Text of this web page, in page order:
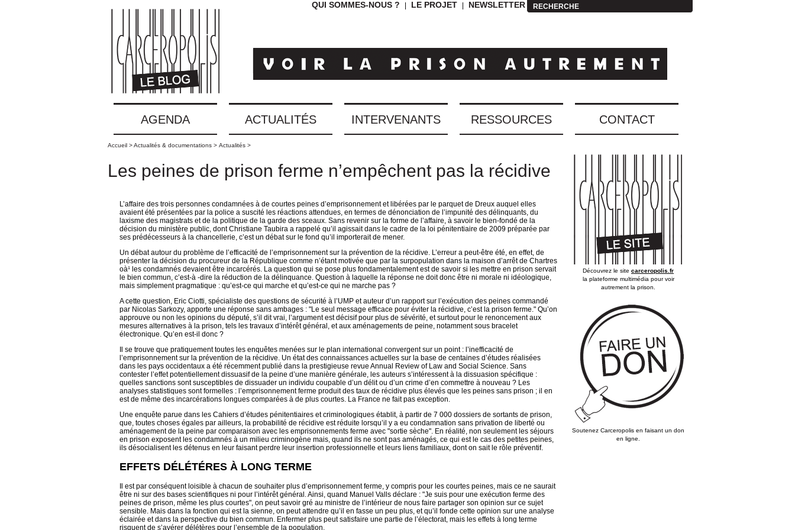
QUI SOMMES-NOUS ? LE PROJET NEWSLETTER RECHERCHE
AGENDA ACTUALITÉS INTERVENANTS RESSOURCES CONTACT
Accueil >Actualités & documentations > Actualités >
Les peines de prison ferme n’empêchent pas la récidive
L’affaire des trois personnes condamnées à de courtes peines d’emprisonnement et libérées par le parquet de Dreux auquel elles
avaient été présentées par la police a suscité les réactions attendues, en termes de dénonciation de l’impunité des délinquants, du
laxisme des magistrats et de la politique de la garde des sceaux. Sans revenir sur la forme de l’affaire, à savoir le bien-fondé de la
décision du ministère public, dont Christiane Taubira a rappelé qu’il agissait dans le cadre de la loi pénitentiaire de 2009 préparée par
ses prédécesseurs à la chancellerie, c’est un débat sur le fond qu’il importerait de mener.
Un débat autour du problème de l’efficacité de l’emprisonnement sur la prévention de la récidive. L’erreur a peut-être été, en effet, de
présenter la décision du procureur de la République comme n’étant motivée que par la surpopulation dans la maison d’arrêt de Chartres
oà¹ les condamnés devaient être incarcérés. La question qui se pose plus fondamentalement est de savoir si les mettre en prison servait
le bien commun, c’est-à -dire la réduction de la délinquance. Question à laquelle la réponse ne doit donc être ni morale ni idéologique,
mais simplement pragmatique : qu’est-ce qui marche et qu’est-ce qui ne marche pas ?
A cette question, Eric Ciotti, spécialiste des questions de sécurité à l’UMP et auteur d’un rapport sur l’exécution des peines commandé
par Nicolas Sarkozy, apporte une réponse sans ambages : "Le seul message efficace pour éviter la récidive, c’est la prison ferme." Qu’on
approuve ou non les opinions du député, s’il dit vrai, l’argument est décisif pour plus de sévérité, et surtout pour le renoncement aux
mesures alternatives à la prison, tels les travaux d’intérêt général, et aux aménagements de peine, notamment sous bracelet
électronique. Qu’en est-il donc ?
Il se trouve que pratiquement toutes les enquêtes menées sur le plan international convergent sur un point : l’inefficacité de
l’emprisonnement sur la prévention de la récidive. Un état des connaissances actuelles sur la base de centaines d’études réalisées
dans les pays occidentaux a été récemment publié dans la prestigieuse revue Annual Review of Law and Social Science. Sans
contester l’effet potentiellement dissuasif de la peine d’une manière générale, les auteurs s’intéressent à la dissuasion spécifique :
quelles sanctions sont susceptibles de dissuader un individu coupable d’un délit ou d’un crime d’en commettre à nouveau ? Les
analyses statistiques sont formelles : l’emprisonnement ferme produit des taux de récidive plus élevés que les peines sans prison ; il en
est de même des incarcérations longues comparées à de plus courtes. La France ne fait pas exception.
Une enquête parue dans les Cahiers d’études pénitentiaires et criminologiques établit, à partir de 7 000 dossiers de sortants de prison,
que, toutes choses égales par ailleurs, la probabilité de récidive est réduite lorsqu’il y a eu condamnation sans privation de liberté ou
aménagement de la peine par comparaison avec les emprisonnements ferme avec "sortie sèche". En réalité, non seulement les séjours
en prison exposent les condamnés à un milieu criminogène mais, quand ils ne sont pas aménagés, ce qui est le cas des petites peines,
ils désocialisent les détenus en leur faisant perdre leur insertion professionnelle et leurs liens familiaux, dont on sait le rôle préventif.
EFFETS DÉLÉTÉRES À LONG TERME
Il est par conséquent loisible à chacun de souhaiter plus d’emprisonnement ferme, y compris pour les courtes peines, mais ce ne saurait
être ni sur des bases scientifiques ni pour l’intérêt général. Ainsi, quand Manuel Valls déclare : "Je suis pour une exécution ferme des
peines de prison, même les plus courtes", on peut savoir gré au ministre de l’intérieur de nous faire partager son opinion sur ce sujet
sensible. Mais dans la fonction qui est la sienne, on peut attendre qu’il en fasse un peu plus, et qu’il fonde cette opinion sur une analyse
éclairée et dans la perspective du bien commun. Enfermer plus peut satisfaire une partie de l’électorat, mais les effets à long terme
risquent de s’avérer délétères pour l’ensemble de la population.
Découvrez le site carceropolis.fr
la plateforme multimédia pour voir
autrement la prison.
Soutenez Carceropolis en faisant un don
en ligne.